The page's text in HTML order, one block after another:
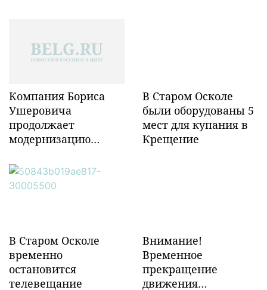
Компания Бориса
Ушеровича
продолжает
модернизацию
инфраструктуры в
Забайкалье
В Старом Осколе
были оборудованы 5
мест для купания в
Крещение
В Старом Осколе
временно
остановится
телевещание
Внимание!
Временное
прекращение
движения